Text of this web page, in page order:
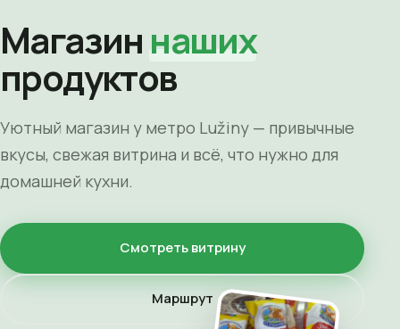
Магазин наших
продуктов
Уютный магазин у метро Lužiny — привычные
вкусы, свежая витрина и всё, что нужно для
домашней кухни.
Смотреть витрину
Маршрут